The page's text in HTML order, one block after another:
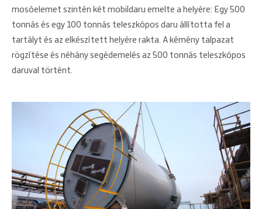
mosóelemet szintén két mobildaru emelte a helyére: Egy 500
tonnás és egy 100 tonnás teleszkópos daru állította fel a
tartályt és az elkészített helyére rakta. A kémény talpazat
rögzítése és néhány segédemelés az 500 tonnás teleszkópos
daruval történt.